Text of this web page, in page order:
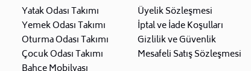
Yatak Odası Takımı
Yemek Odası Takımı
Oturma Odası Takımı
Çocuk Odası Takımı
Üyelik Sözleşmesi
İptal ve İade Koşulları
Gizlilik ve Güvenlik
Mesafeli Satış Sözleşmesi